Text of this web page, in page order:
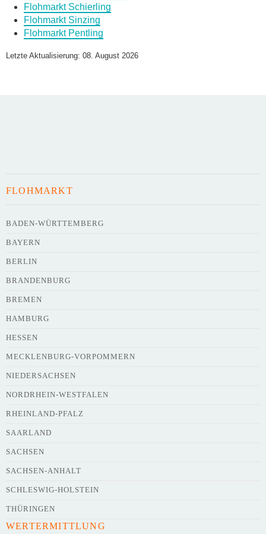
Name des Flohmarkts
Webseite
Kurze Beschreibung des Flohmarkts
Kontaktdaten des Veranstalters
Flohmarkt Schierling
Flohmarkt Sinzing
Flohmarkt Pentling
Letzte Aktualisierung: 08. August 2026
FLOHMARKT
BADEN-WÜRTTEMBERG
BAYERN
BERLIN
BRANDENBURG
BREMEN
HAMBURG
HESSEN
MECKLENBURG-VORPOMMERN
NIEDERSACHSEN
NORDRHEIN-WESTFALEN
RHEINLAND-PFALZ
SAARLAND
SACHSEN
SACHSEN-ANHALT
SCHLESWIG-HOLSTEIN
THÜRINGEN
WERTERMITTLUNG